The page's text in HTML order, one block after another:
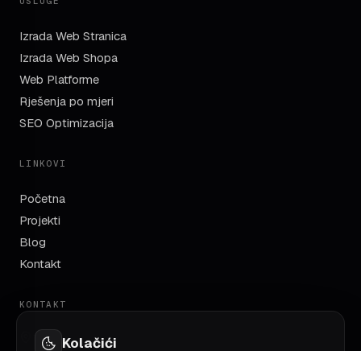
Izrada Web Stranica
Izrada Web Shopa
Web Platforme
Rješenja po mjeri
SEO Optimizacija
LINKOVI
Početna
Projekti
Blog
Kontakt
KONTAKT
TC Robot, Azize Šaćirbegović bb
Kolačići